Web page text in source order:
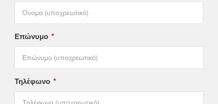
Επώνυμο *
Τηλέφωνο *